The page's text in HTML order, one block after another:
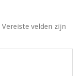
Vereiste velden zijn